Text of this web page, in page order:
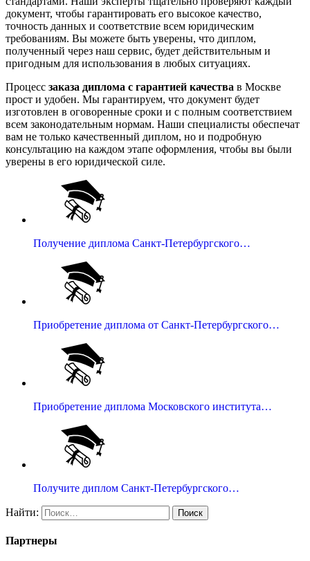
документ, чтобы гарантировать его высокое качество,
точность данных и соответствие всем юридическим
требованиям. Вы можете быть уверены, что диплом,
полученный через наш сервис, будет действительным и
пригодным для использования в любых ситуациях.
Процесс заказа диплома с гарантией качества в Москве
прост и удобен. Мы гарантируем, что документ будет
изготовлен в оговоренные сроки и с полным соответствием
всем законодательным нормам. Наши специалисты обеспечат
вам не только качественный диплом, но и подробную
консультацию на каждом этапе оформления, чтобы вы были
уверены в его юридической силе.
Получение диплома Санкт-Петербургского…
Приобретение диплома от Санкт-Петербургского…
Приобретение диплома Московского института…
Получите диплом Санкт-Петербургского…
Найти:
Партнеры